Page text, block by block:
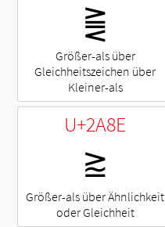
⪌
Größer-als über
Gleichheitszeichen über
Kleiner-als
U+2A8E
⪎
Größer-als über Ähnlichkeit
oder Gleichheit